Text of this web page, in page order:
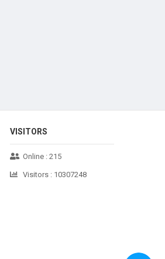
VISITORS
Online : 215
Visitors : 10307248